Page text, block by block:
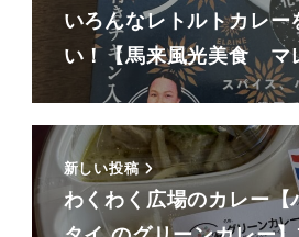
いろんなレトルトカレー
い！【馬来風光美食
新しい投稿
わくわく広場のカレー【